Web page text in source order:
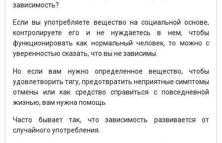
зависимость?
Если вы употребляете вещество на социальной основе,
контролируете его и не нуждаетесь в нем, чтобы
функционировать как нормальный человек, то можно с
уверенностью сказать, что вы не зависимы.
Но если вам нужно определенное вещество, чтобы
удовлетворить тягу, предотвратить неприятные симптомы
отмены или как средство справиться с повседневной
жизнью, вам нужна помощь.
Часто бывает так, что зависимость развивается от
случайного употребления.